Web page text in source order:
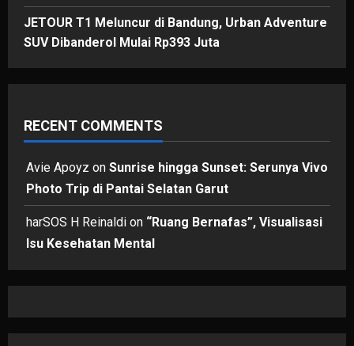
JETOUR T1 Meluncur di Bandung, Urban Adventure
SUV Dibanderol Mulai Rp393 Juta
RECENT COMMENTS
Avie Apoyz on Sunrise hingga Sunset: Serunya Vivo
Photo Trip di Pantai Selatan Garut
harSOS H Reinaldi on “Ruang Bernafas”, Visualisasi
Isu Kesehatan Mental